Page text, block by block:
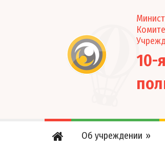
10-
Об учреждении